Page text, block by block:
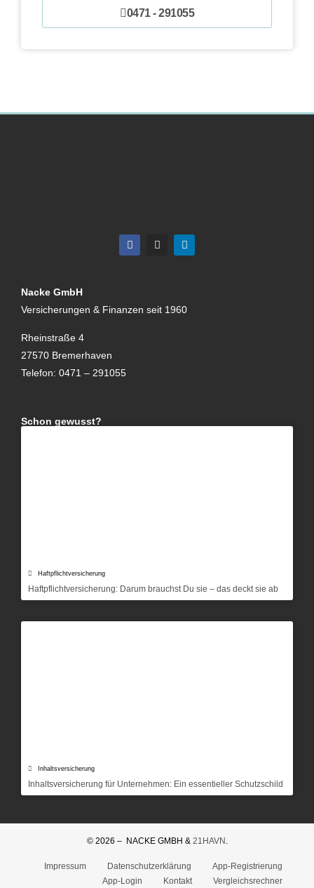
0471 - 291055
Nacke GmbH
Versicherungen & Finanzen seit 1960
Rheinstraße 4
27570 Bremerhaven
Telefon: 0471 – 291055
Schon gewusst?
Haftpflichtversicherung
Haftpflichtversicherung: Darum brauchst Du sie – das deckt sie ab
Inhaltsversicherung
Inhaltsversicherung für Unternehmen: Ein essentieller Schutzschild
© 2026 – NACKE GMBH & 21HAVN .
Impressum Datenschutzerklärung
App-Registrierung
App-Login
Kontakt Vergleichsrechner